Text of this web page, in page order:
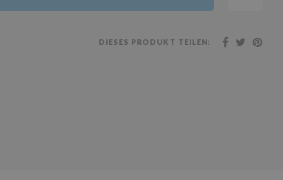
DIESES PRODUKT TEILEN: